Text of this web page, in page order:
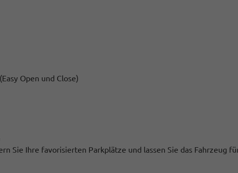
Open und Close)
Sie Ihre favorisierten Parkplätze und lassen Sie das Fahrzeug